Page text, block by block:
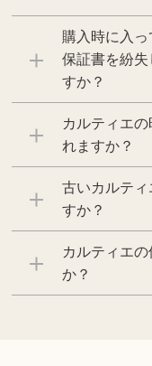
購入時に入
保証書を紛失
すか？
カルティエ
れますか？
古いカルティ
すか？
カルティエ
か？